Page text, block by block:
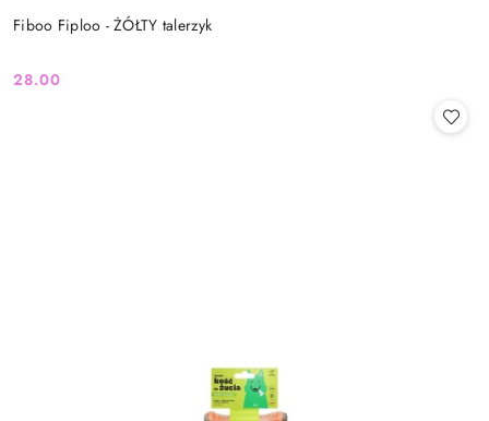
Fiboo Fiploo - ŻÓŁTY talerzyk
Cena:
28.00